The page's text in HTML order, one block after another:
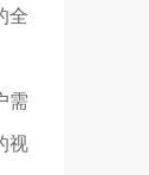
全
需
视